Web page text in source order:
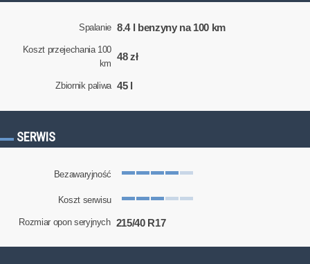
Spalanie 8.4 l benzyny na 100 km
Koszt przejechania 100
km
48 zł
Zbiornik paliwa 45 l
SERWIS
Bezawaryjność
Koszt serwisu
Rozmiar opon seryjnych 215/40 R17